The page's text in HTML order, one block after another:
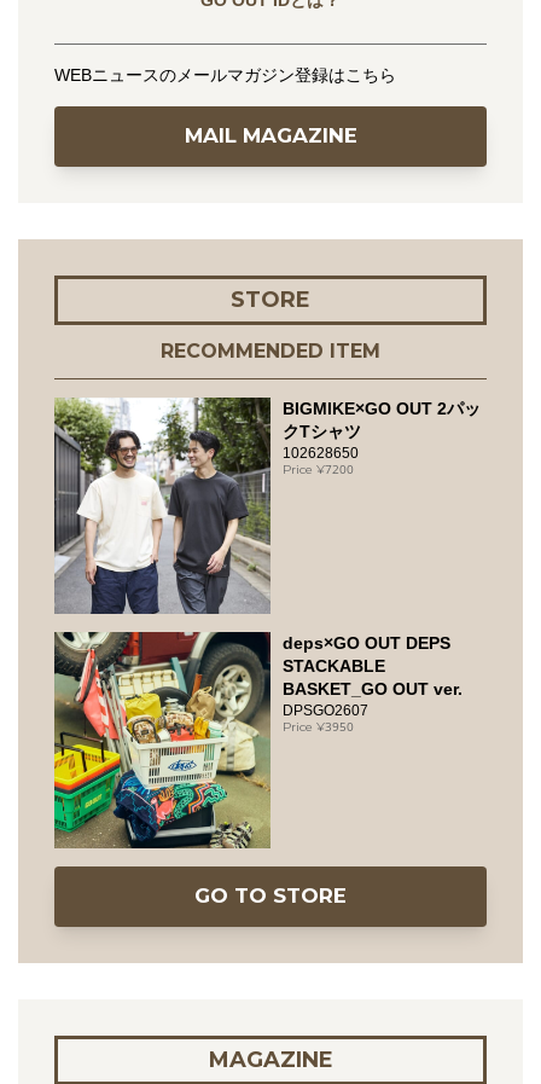
WEBニュースのメールマガジン登録はこちら
MAIL MAGAZINE
STORE
RECOMMENDED ITEM
BIGMIKE×GO OUT 2パッ
クTシャツ
102628650
7200
deps×GO OUT DEPS
STACKABLE
BASKET_GO OUT ver.
DPSGO2607
3950
GO TO STORE
MAGAZINE